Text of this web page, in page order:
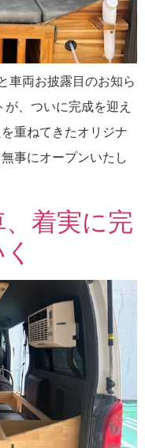
車両お披露目のお知ら
、ついに完成を迎え
重ねてきたオリジナ
事にオープンいたし
着実に完